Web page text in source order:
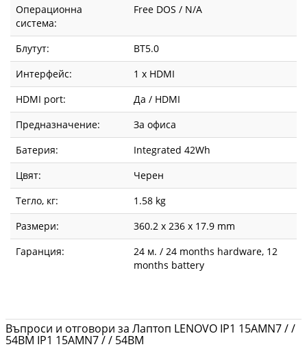
Операционна
система:
Free DOS / N/A
Блутут:
BT5.0
Интерфейс:
1 x HDMI
HDMI port:
Да / HDMI
Предназначение:
За офиса
Батерия:
Integrated 42Wh
Цвят:
Черен
Тегло, кг:
1.58 kg
Размери:
360.2 x 236 x 17.9 mm
Гаранция:
24 м. / 24 months hardware, 12
months battery
Въпроси и отговори за Лаптоп LENOVO IP1 15AMN7 / /
54BM IP1 15AMN7 / / 54BM